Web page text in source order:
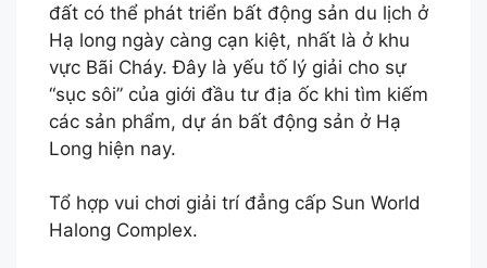
đất có thể phát triển bất động sản du lịch ở
Hạ long ngày càng cạn kiệt, nhất là ở khu
vực Bãi Cháy. Đây là yếu tố lý giải cho sự
“sục sôi” của giới đầu tư địa ốc khi tìm kiếm
các sản phẩm, dự án bất động sản ở Hạ
Long hiện nay.
Tổ hợp vui chơi giải trí đẳng cấp Sun World
Halong Complex.